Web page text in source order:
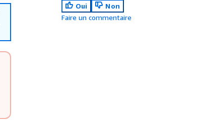
Oui
Non
Faire un commentaire